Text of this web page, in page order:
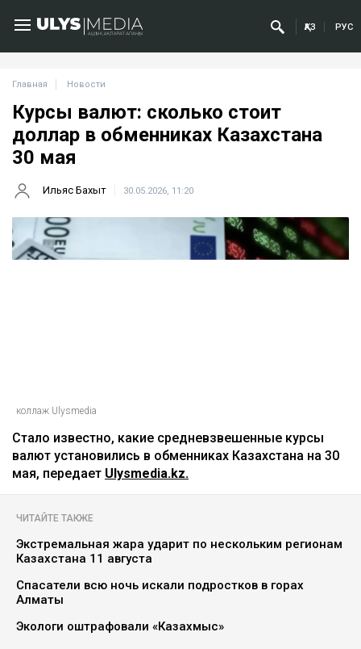
ҚАЗ РУС
Главная Новости
Курсы валют: сколько стоит
доллар в обменниках Казахстана
30 мая
Ильяс Бахыт 30.05.2026, 11:20
коллаж Ulysmedia
Стало известно, какие средневзвешенные курсы
валют установились в обменниках Казахстана на 30
мая, передает Ulysmedia.kz.
ЧИТАЙТЕ ТАКЖЕ
Экстремальная жара ударит по нескольким регионам
Казахстана 11 августа
Спасатели всю ночь искали подростков в горах
Алматы
Экологи оштрафовали «Казахмыс»